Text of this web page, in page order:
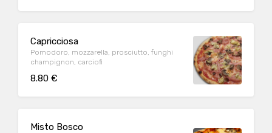
Capricciosa
Pomodoro, mozzarella, prosciutto, funghi
champignon, carciofi
8.80 €
Misto Bosco